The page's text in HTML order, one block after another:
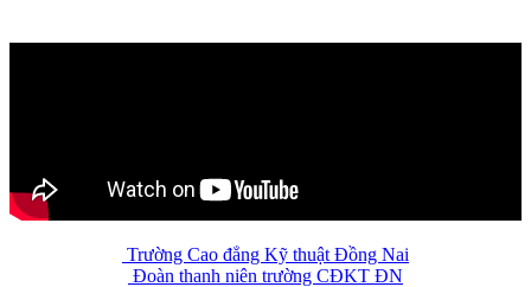
Trường Cao đẳng Kỹ thuật Đồng Nai
Đoàn thanh niên trường CĐKT ĐN